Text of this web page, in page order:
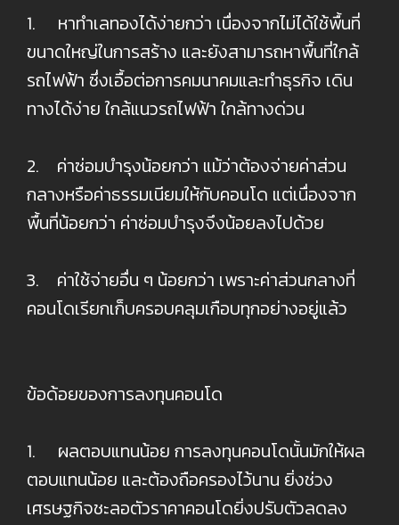
1. หาทำเลทองได้ง่ายกว่า เนื่องจากไม่ได้ใช้พื้นที่
ขนาดใหญ่ในการสร้าง และยังสามารถหาพื้นที่ใกล้
รถไฟฟ้า ซึ่งเอื้อต่อการคมนาคมและทำธุรกิจ เดิน
ทางได้ง่าย ใกล้แนวรถไฟฟ้า ใกล้ทางด่วน
2. ค่าซ่อมบำรุงน้อยกว่า แม้ว่าต้องจ่ายค่าส่วน
กลางหรือค่าธรรมเนียมให้กับคอนโด แต่เนื่องจาก
พื้นที่น้อยกว่า ค่าซ่อมบำรุงจึงน้อยลงไปด้วย
3. ค่าใช้จ่ายอื่น ๆ น้อยกว่า เพราะค่าส่วนกลางที่
คอนโดเรียกเก็บครอบคลุมเกือบทุกอย่างอยู่แล้ว
ข้อด้อยของการลงทุนคอนโด
1. ผลตอบแทนน้อย การลงทุนคอนโดนั้นมักให้ผล
ตอบแทนน้อย และต้องถือครองไว้นาน ยิ่งช่วง
เศรษฐกิจชะลอตัวราคาคอนโดยิ่งปรับตัวลดลง